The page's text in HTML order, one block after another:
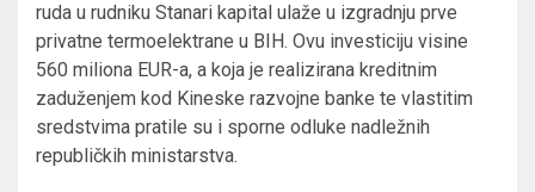
ruda u rudniku Stanari kapital ulaže u izgradnju prve
privatne termoelektrane u BIH. Ovu investiciju visine
560 miliona EUR-a, a koja je realizirana kreditnim
zaduženjem kod Kineske razvojne banke te vlastitim
sredstvima pratile su i sporne odluke nadležnih
republičkih ministarstva.